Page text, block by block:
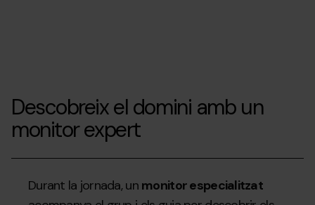
Descobreix el domini amb un
monitor expert
Durant la jornada, un monitor especialitzat